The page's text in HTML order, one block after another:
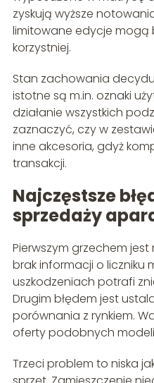
zyskują wyższe
limitowane edycje mogą
korzystniej.
Stan zachowania
istotne są m.in. oznaki
działanie wszystkich
zaznaczyć, czy w
inne akcesoria, gdyż
transakcji.
Najczęstsze
sprzedaży
Pierwszym grzechem
brak informacji o liczniku
uszkodzeniach potrafi
Drugim błędem jest
porównania z rynkiem.
oferty podobnych
Trzeci problem to niska